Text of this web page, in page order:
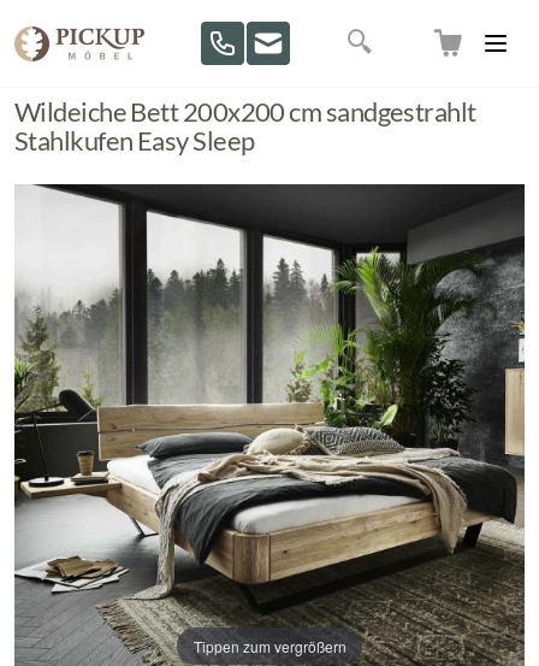
Suche
Wildeiche Bett 200x200 cm sandgestrahlt
Stahlkufen Easy Sleep
Tippen zum vergrößern